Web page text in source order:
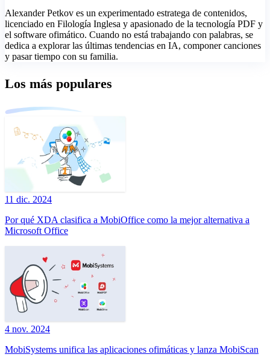
Alexander Petkov es un experimentado estratega de contenidos,
licenciado en Filología Inglesa y apasionado de la tecnología PDF y
el software ofimático. Cuando no está trabajando con palabras, se
dedica a explorar las últimas tendencias en IA, componer canciones
y pasar tiempo con su familia.
Los más populares
11 dic. 2024
Por qué XDA clasifica a MobiOffice como la mejor alternativa a
Microsoft Office
4 nov. 2024
MobiSystems unifica las aplicaciones ofimáticas y lanza MobiScan